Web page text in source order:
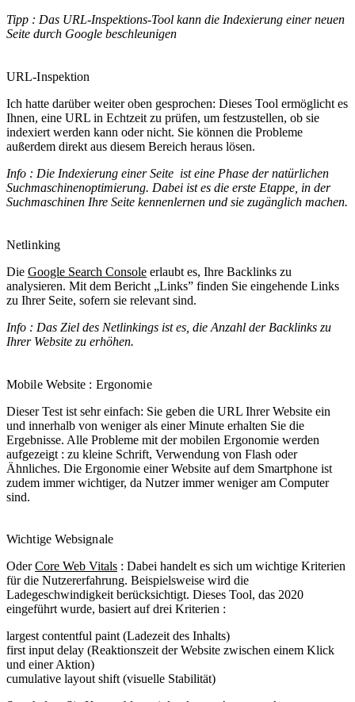
Tipp : Das URL-Inspektions-Tool kann die Indexierung einer neuen
Seite durch Google beschleunigen
URL-Inspektion
Ich hatte darüber weiter oben gesprochen: Dieses Tool ermöglicht es
Ihnen, eine URL in Echtzeit zu prüfen, um festzustellen, ob sie
indexiert werden kann oder nicht. Sie können die Probleme
außerdem direkt aus diesem Bereich heraus lösen.
Info : Die Indexierung einer Seite ist eine Phase der natürlichen
Suchmaschinenoptimierung. Dabei ist es die erste Etappe, in der
Suchmaschinen Ihre Seite kennenlernen und sie zugänglich machen.
Netlinking
Die Google Search Console erlaubt es, Ihre Backlinks zu
analysieren. Mit dem Bericht „Links” finden Sie eingehende Links
zu Ihrer Seite, sofern sie relevant sind.
Info : Das Ziel des Netlinkings ist es, die Anzahl der Backlinks zu
Ihrer Website zu erhöhen.
Mobile Website : Ergonomie
Dieser Test ist sehr einfach: Sie geben die URL Ihrer Website ein
und innerhalb von weniger als einer Minute erhalten Sie die
Ergebnisse. Alle Probleme mit der mobilen Ergonomie werden
aufgezeigt : zu kleine Schrift, Verwendung von Flash oder
Ähnliches. Die Ergonomie einer Website auf dem Smartphone ist
zudem immer wichtiger, da Nutzer immer weniger am Computer
sind.
Wichtige Websignale
OderCore Web Vitals : Dabei handelt es sich um wichtige Kriterien
für die Nutzererfahrung. Beispielsweise wird die
Ladegeschwindigkeit berücksichtigt. Dieses Tool, das 2020
eingeführt wurde, basiert auf drei Kriterien :
largest contentful paint (Ladezeit des Inhalts)
first input delay (Reaktionszeit der Website zwischen einem Klick
und einer Aktion)
cumulative layout shift (visuelle Stabilität)